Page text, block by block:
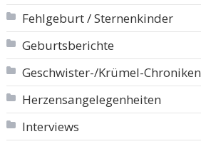
Fehlgeburt / Sternenkinder
Geburtsberichte
Geschwister-/Krümel-Chroniken
Herzensangelegenheiten
Interviews